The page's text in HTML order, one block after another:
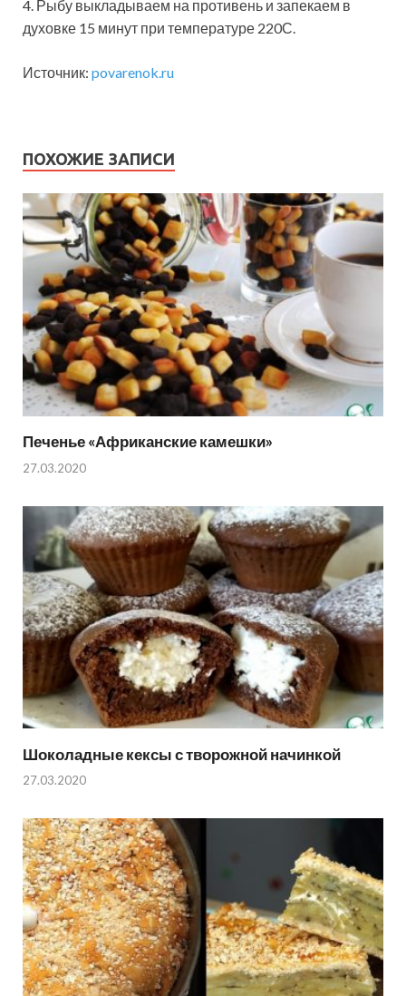
4. Рыбу выкладываем на противень и запекаем в
духовке 15 минут при температуре 220С.
Источник: povarenok.ru
ПОХОЖИЕ ЗАПИСИ
Печенье «Африканские камешки»
27.03.2020
Шоколадные кексы с творожной начинкой
27.03.2020